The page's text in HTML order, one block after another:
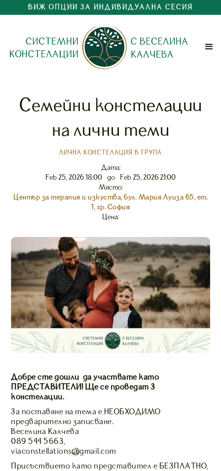
ВИЖ ОПЦИИ ЗА ИНДИВИДУАЛНА СЕСИЯ
Семейни констелации
на лични теми
ЛИЧНА КОНСТЕЛАЦИЯ В ГРУПА
Дата:
Feb 25, 2026 18:00
до
Feb 25, 2026 21:00
Място:
Център за терапия и изкуства, бул. Мария Луиза 65, ет.
1, гр. София
Цена:
Добре сте дошли да участвате като
ПРЕДСТАВИТЕЛИ! Ще се проведат 3
констелации.
За поставяне на тема е НЕОБХОДИМО
предварително записване.
Веселина Калчева
089 544 5663,
viaconstellations@gmail.com
Присъствието като представител е БЕЗПЛАТНО,